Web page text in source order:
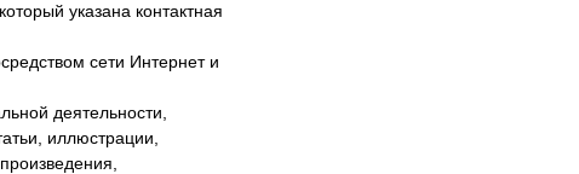
указана контактная
сети Интернет и
деятельности,
иллюстрации,